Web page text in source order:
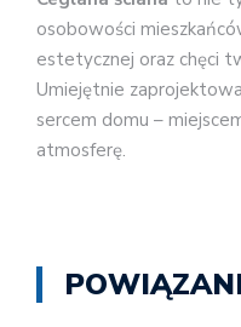
osobowości
estetycznej oraz chęci
Umiejętnie
sercem domu –
atmosferę.